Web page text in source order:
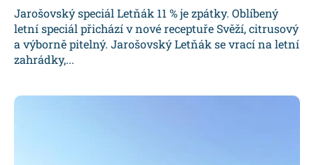
Jarošovský speciál Letňák 11 % je zpátky. Oblíbený
letní speciál přichází v nové receptuře Svěží, citrusový
a výborně pitelný. Jarošovský Letňák se vrací na letní
zahrádky,...